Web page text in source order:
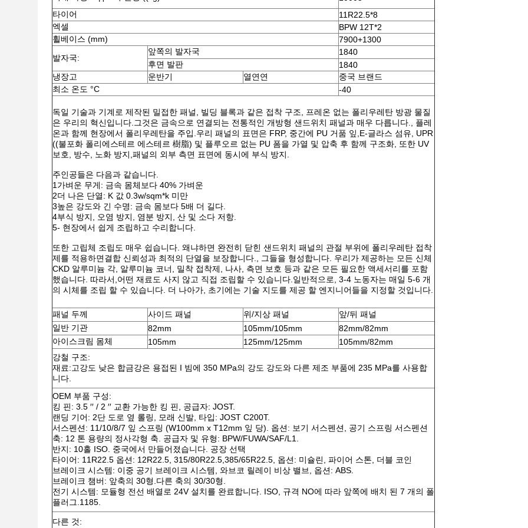
타이어
11R22.5*8
엑셀
BPW 12T*2
휠베이스 (mm)
7900+1300
발자국:
앞쪽의 발자국
1840
후면 발판
1840
냉장고
운반기 열연연
중국 브랜드
최소 온도 °C
-40
독일 기술과 기계로 제작된 밀접한 패널, 빌딩 블록과 같은 접착 구조, 프레온 없는 폴리우레탄 방광 물질
은 우리의 혁신입니다.그것은 금속으로 연결되는 전통적인 개방형 샌드위치 패널과 매우 다릅니다., 플레
온과 함께 현장에서 폴리우레탄을 주입.우리 패널의 표면은 FRP, 중간에 PU 거품 잎,E-글라스 섬유, UPR
((불포화 폴리에스테르 에스테르 樹脂) 및 플루오르 없는 PU 폼을 가열 및 압축 후 함께 구조화, 또한 UV
보호, 방수, 노화 방지,패널의 외부 측면 표면에 동시에 부식 방지.
주인공들은 다음과 같습니다.
1가벼운 무게: 금속 몸체보다 40% 가벼운
2더 나은 단열: K 값 0.3w/sqm*k 미만
3높은 강도와 긴 수명: 금속 몸보다 5배 더 길다.
4부식 방지, 오염 방지, 염분 방지, 산 및 소다 저항.
5- 현장에서 쉽게 조립하고 수리합니다.
또한 고립체 조립도 매우 쉽습니다. 왜냐하면 완전히 닫힌 샌드위치 패널의 관절 부위에 폴리우레탄 접착
제를 적용하면결합 신뢰성과 최적의 단열을 보장합니다., 그들을 형성합니다. 우리가 제공하는 모든 신체
CKD 알루미늄 각, 알루미늄 코너, 밀착 접착제, 나사, 측면 보호 등과 같은 모든 필요한 액세서리를 포함
했습니다. 따라서,어떤 재료도 사지 않고 직접 조립할 수 있습니다.일반적으로, 3-4 노동자는 매일 5-6 개
의 시체를 조립 할 수 있습니다. 더 나아가, 초기에는 기술 지도를 제공 할 엔지니어들을 지정할 것입니다.
패널 두께 사이드 패널 위/지상 패널
앞/뒤 패널
일반 기관
82mm 105mm/105mm
82mm/82mm
아이스크림 몸체
105mm 125mm/125mm
105mm/82mm
강철 구조:
재료:고강도 낮은 합금강은 용접된 I 빔에 350 MPa의 강도 강도와 다른 제조 부품에 235 MPa를 사용합
니다.
OEM 부품 구성:
킹 핀: 3.5 ′′ / 2 ′′ 교환 가능한 킹 핀, 공급자: JOST.
랜딩 기어: 2단 도로 옆 롤링, 모래 신발, 타입: JOST C200T.
서스펜션: 11/10/8/7 잎 스프링 (W100mm x T12mm 잎 당). 옵션: 보기 서스펜션, 공기 스프링 서스펜션
축: 12 톤 용량의 정사각형 축. 공급자 및 유형: BPW/FUWA/SAF/L1.
반지: 10홀 ISO. 중국에서 만들어졌습니다. 공장 선택
타이어: 11R22.5 옵션: 12R22.5, 315/80R22.5,385/65R22.5, 옵션: 미슐린, 파이어 스톤, 더블 코인
브레이크 시스템: 이중 공기 브레이크 시스템, 와브코 릴레이 비상 밸브, 옵션: ABS.
브레이크 챔버: 앞축의 30형.다른 축의 30/30형.
전기 시스템: 모듈형 전선 배열로 24V 설치를 완료합니다. ISO, 규격 NO에 따라 앞쪽에 배치 된 7 개의 폴
플러그.1185.
다른 것: